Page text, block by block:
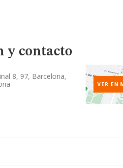
y contacto
8, 97, Barcelona,
VER EN